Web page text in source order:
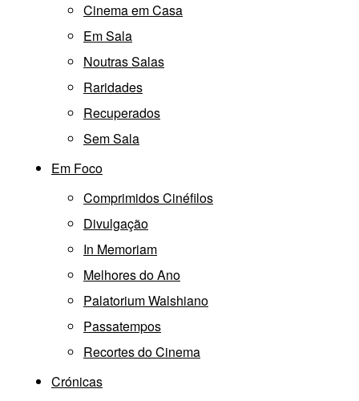
Cinema em Casa
Em Sala
Noutras Salas
Raridades
Recuperados
Sem Sala
Em Foco
Comprimidos Cinéfilos
Divulgação
In Memoriam
Melhores do Ano
Palatorium Walshiano
Passatempos
Recortes do Cinema
Crónicas